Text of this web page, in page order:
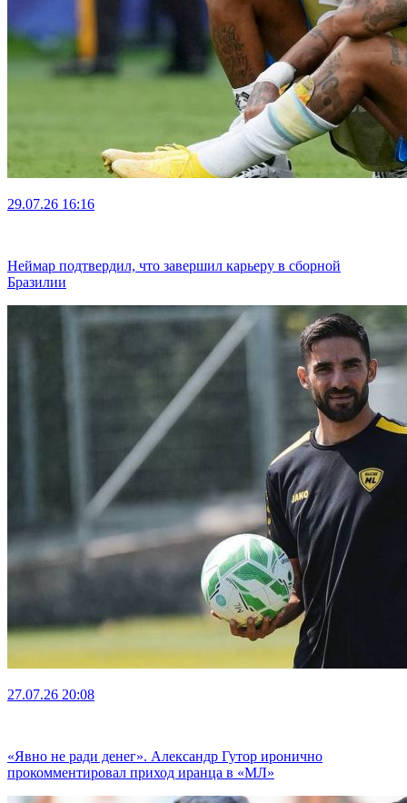
29.07.26 16:16
Неймар подтвердил, что завершил карьеру в сборной
Бразилии
27.07.26 20:08
«Явно не ради денег». Александр Гутор иронично
прокомментировал приход иранца в «МЛ»